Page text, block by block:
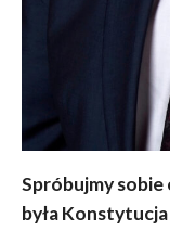
Spróbujmy
była